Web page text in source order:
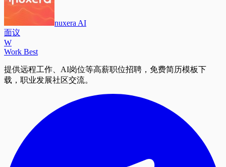
nuxera AI
面议
W
Work Best
提供远程工作、AI岗位等高薪职位招聘，免费简历模板下
载，职业发展社区交流。